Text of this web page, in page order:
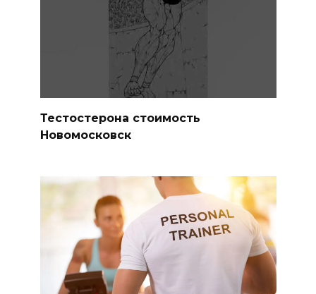
Тестостерона стоимость
Новомосковск